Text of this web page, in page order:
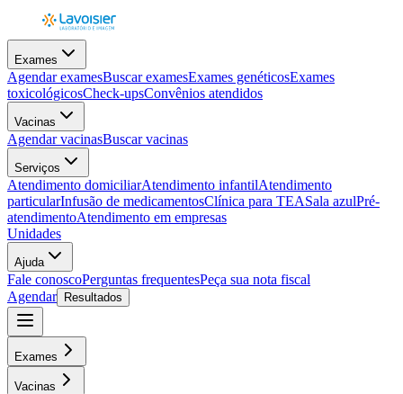
Exames
Agendar examesBuscar examesExames genéticosExames
toxicológicosCheck-upsConvênios atendidos
Vacinas
Agendar vacinasBuscar vacinas
Serviços
Atendimento domiciliarAtendimento infantilAtendimento
particularInfusão de medicamentosClínica para TEASala azulPré-
atendimentoAtendimento em empresas
Unidades
Ajuda
Fale conoscoPerguntas frequentesPeça sua nota fiscal
Agendar
Resultados
Exames
Vacinas